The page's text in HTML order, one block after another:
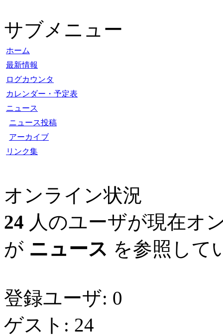
サブメニュー
ホーム
最新情報
ログカウンタ
カレンダー・予定表
ニュース
ニュース投稿
アーカイブ
リンク集
オンライン状況
24 人のユーザが現在オ
が ニュース を参照して
登録ユーザ: 0
ゲスト: 24